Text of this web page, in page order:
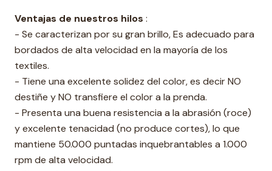
Ventajas de nuestros hilos :
- Se caracterizan por su gran brillo, Es adecuado para
bordados de alta velocidad en la mayoría de los
textiles.
- Tiene una excelente solidez del color, es decir NO
destiñe y NO transfiere el color a la prenda.
- Presenta una buena resistencia a la abrasión (roce)
y excelente tenacidad (no produce cortes), lo que
mantiene 50.000 puntadas inquebrantables a 1.000
rpm de alta velocidad.